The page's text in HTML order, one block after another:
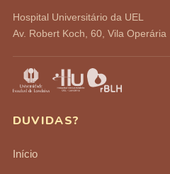
Hospital Universitário da UEL
Av. Robert Koch, 60, Vila Operária
DUVIDAS?
Início